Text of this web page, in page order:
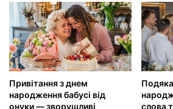
Привітання з днем
народження бабусі від
онуки — зворушливі
слова